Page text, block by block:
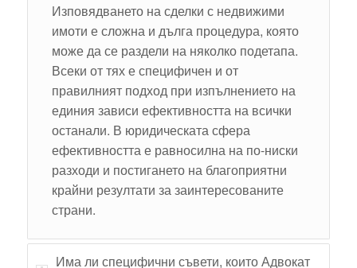
Изповядването на сделки с недвижими
имоти е сложна и дълга процедура, която
може да се раздели на няколко подетапа.
Всеки от тях е специфичен и от
правилният подход при изпълнението на
единия зависи ефективността на всички
останали. В юридическата сфера
ефективността е равносилна на по-ниски
разходи и постигането на благоприятни
крайни резултати за заинтересованите
страни.
Има ли специфични съвети, които Адвокат